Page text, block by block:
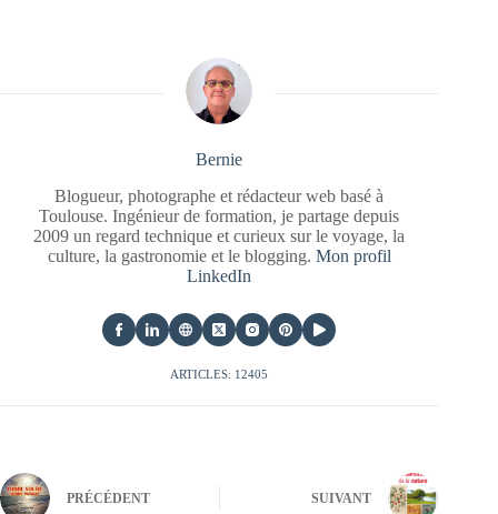
Bernie
Blogueur, photographe et rédacteur web basé à
Toulouse. Ingénieur de formation, je partage depuis
2009 un regard technique et curieux sur le voyage, la
culture, la gastronomie et le blogging. Mon profil
LinkedIn
ARTICLES: 12405
PRÉCÉDENT SUIVANT